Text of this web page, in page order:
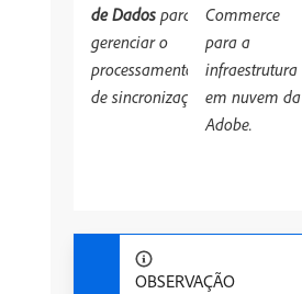
de Dados para
gerenciar o
processamento
de sincronização.
Commerce
para a
infraestrutura
em nuvem da
Adobe.
OBSERVAÇÃO